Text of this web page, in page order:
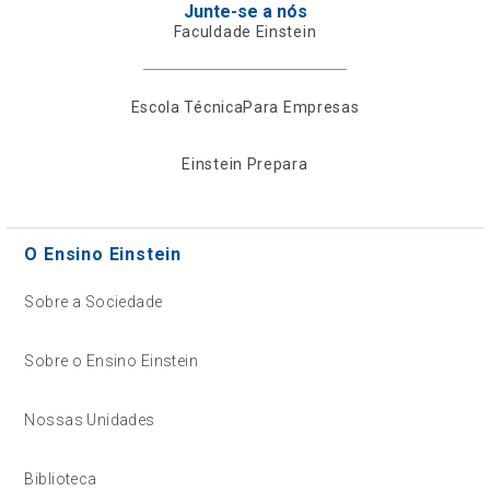
Junte-se a nós
Faculdade Einstein
Escola TécnicaPara Empresas
Einstein Prepara
O Ensino Einstein
Sobre a Sociedade
Sobre o Ensino Einstein
Nossas Unidades
Biblioteca